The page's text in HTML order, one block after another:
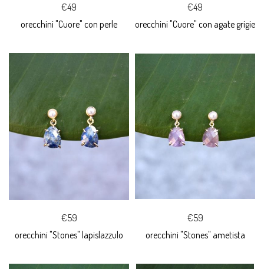
€49
orecchini "Cuore" con perle
€49
orecchini "Cuore" con agate grigie
€59
orecchini "Stones" lapislazzulo
€59
orecchini "Stones" ametista